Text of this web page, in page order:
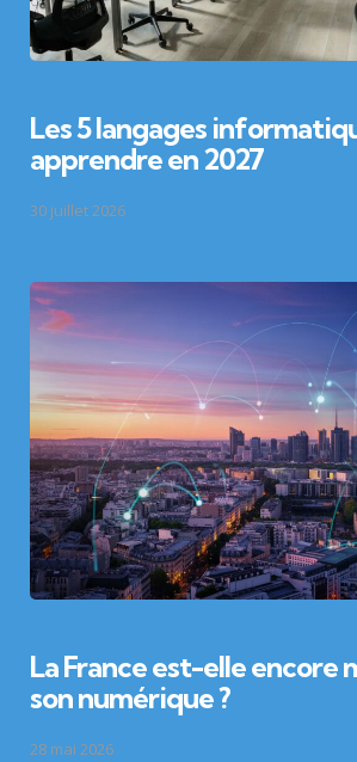
Les 5 langages
apprendre en 2027
30 juillet 2026
La France est-elle encore
son numérique ?
28 mai 2026